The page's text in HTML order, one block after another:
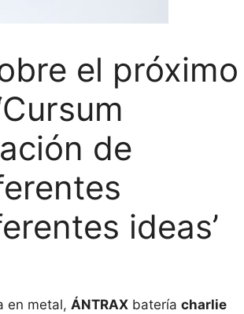
el próximo
de
ideas’
en metal, ÁNTRAX batería charlie